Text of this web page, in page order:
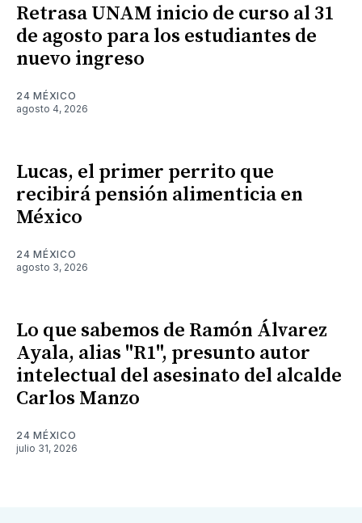
Retrasa UNAM inicio de curso al 31
de agosto para los estudiantes de
nuevo ingreso
24 MÉXICO
agosto 4, 2026
Lucas, el primer perrito que
recibirá pensión alimenticia en
México
24 MÉXICO
agosto 3, 2026
Lo que sabemos de Ramón Álvarez
Ayala, alias "R1", presunto autor
intelectual del asesinato del alcalde
Carlos Manzo
24 MÉXICO
julio 31, 2026